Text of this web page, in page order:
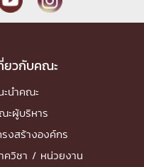
ยวกับคณะ
ะนำคณะ
ะผู้บริหาร
รงสร้างองค์กร
ควิชา / หน่วยงาน